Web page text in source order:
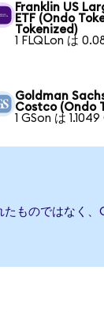
Franklin US
ETF (Ondo
Tokenized)
1 FLQLon は
Goldman
Costco (Ondo
1 GSon は
ものではなく